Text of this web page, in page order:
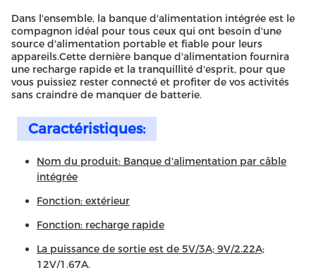
Dans l'ensemble, la banque d'alimentation intégrée est le
compagnon idéal pour tous ceux qui ont besoin d'une
source d'alimentation portable et fiable pour leurs
appareils.Cette dernière banque d'alimentation fournira
une recharge rapide et la tranquillité d'esprit, pour que
vous puissiez rester connecté et profiter de vos activités
sans craindre de manquer de batterie.
Caractéristiques:
Nom du produit: Banque d'alimentation par câble
intégrée
Fonction: extérieur
Fonction: recharge rapide
La puissance de sortie est de 5V/3A; 9V/2.22A;
12V/1.67A.